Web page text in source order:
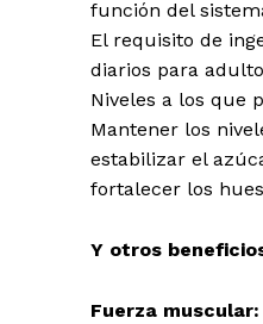
función del
El requisito de
diarios para
Niveles a los que
Mantener los
estabilizar el
fortalecer los
Y otros
Fuerza muscular: